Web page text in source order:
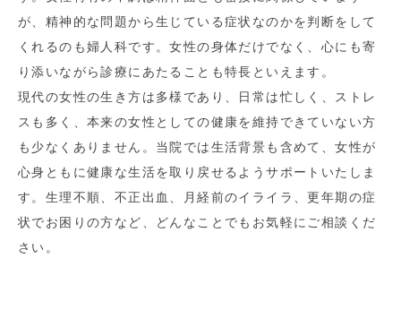
が、精神的な問題から生じている症状なのかを判断をして
くれるのも婦人科です。女性の身体だけでなく、心にも寄
り添いながら診療にあたることも特長といえます。
現代の女性の生き方は多様であり、日常は忙しく、ストレ
スも多く、本来の女性としての健康を維持できていない方
も少なくありません。当院では生活背景も含めて、女性が
心身ともに健康な生活を取り戻せるようサポートいたしま
す。生理不順、不正出血、月経前のイライラ、更年期の症
状でお困りの方など、どんなことでもお気軽にご相談くだ
さい。